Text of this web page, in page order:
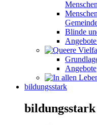
Blinde
Angebote
bildungsstark
bildungsstark